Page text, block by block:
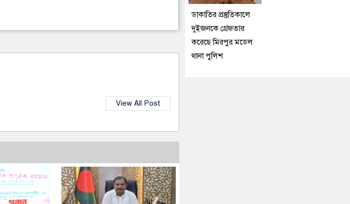
View All Post
ডাকাতির প্রস্তুতিকালে
দুইজনকে গ্রেফতার
করেছে মিরপুর মডেল
থানা পুলিশ